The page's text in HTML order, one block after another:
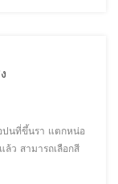
ปนที่ขึ้นรา แตกหน่อ
ล้ว สามารถเลือกสี